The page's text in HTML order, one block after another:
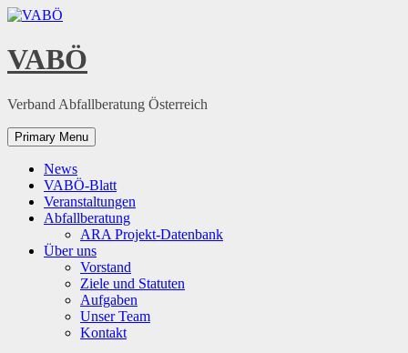
Skip
content
VABÖ
Verband Abfallberatung Österreich
Primary Menu
News
VABÖ-Blatt
Veranstaltungen
Abfallberatung
ARA Projekt-Datenbank
Über uns
Vorstand
Ziele und Statuten
Aufgaben
Unser Team
Kontakt